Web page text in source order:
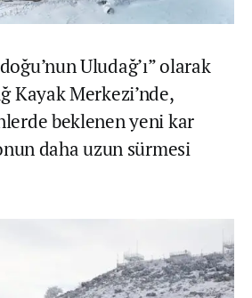
Uludağ’ı” olarak
Kayak Merkezi’nde,
beklenen yeni kar
daha uzun sürmesi